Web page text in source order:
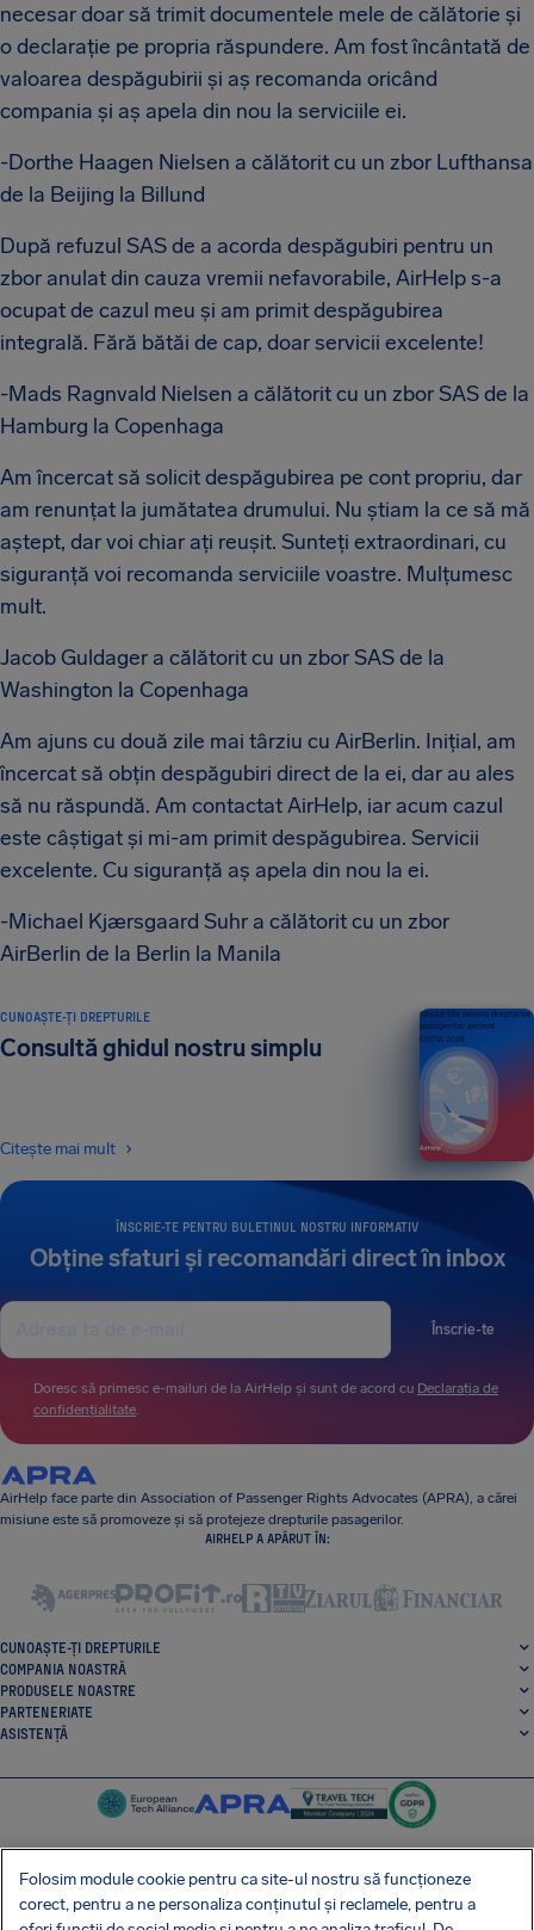
necesar doar să trimit documentele mele de călătorie și
o declarație pe propria răspundere. Am fost încântată de
valoarea despăgubirii și aș recomanda oricând
compania și aș apela din nou la serviciile ei.
-Dorthe Haagen Nielsen a călătorit cu un zbor Lufthansa
de la Beijing la Billund
După refuzul SAS de a acorda despăgubiri pentru un
zbor anulat din cauza vremii nefavorabile, AirHelp s-a
ocupat de cazul meu și am primit despăgubirea
integrală. Fără bătăi de cap, doar servicii excelente!
-Mads Ragnvald Nielsen a călătorit cu un zbor SAS de la
Hamburg la Copenhaga
Am încercat să solicit despăgubirea pe cont propriu, dar
am renunțat la jumătatea drumului. Nu știam la ce să mă
aștept, dar voi chiar ați reușit. Sunteți extraordinari, cu
siguranță voi recomanda serviciile voastre. Mulțumesc
mult.
Jacob Guldager a călătorit cu un zbor SAS de la
Washington la Copenhaga
Am ajuns cu două zile mai târziu cu AirBerlin. Inițial, am
încercat să obțin despăgubiri direct de la ei, dar au ales
să nu răspundă. Am contactat AirHelp, iar acum cazul
este câștigat și mi-am primit despăgubirea. Servicii
excelente. Cu siguranță aș apela din nou la ei.
-Michael Kjærsgaard Suhr a călătorit cu un zbor
AirBerlin de la Berlin la Manila
ÎNSCRIE-TE PENTRU BULETINUL NOSTRU INFORMATIV
Obține sfaturi și recomandări direct în inbox
Înscrie-te
Doresc să primesc e-mailuri de la AirHelp și sunt de acord cu Declarația de
confidențialitate.
CUNOAȘTE-ȚI DREPTURILE
Consultă ghidul nostru simplu
Citește mai mult
Ghidul tău pentru drepturile
pasagerilor aerieni
EDIȚIA 2026
AirHelp face parte din Association of Passenger Rights Advocates (APRA), a cărei
misiune este să promoveze și să protejeze drepturile pasagerilor.
AIRHELP A APĂRUT ÎN:
CUNOAȘTE-ȚI DREPTURILE
COMPANIA NOASTRĂ
PRODUSELE NOASTRE
PARTENERIATE
ASISTENȚĂ
SocialFacebook
SocialTwitter
SocialInstagram
SocialLinkedin
Folosim module cookie pentru ca site-ul nostru să funcționeze
corect, pentru a ne personaliza conținutul și reclamele, pentru a